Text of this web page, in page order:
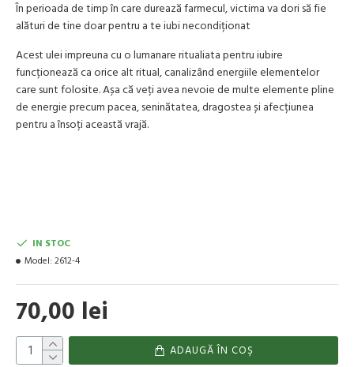
În perioada de timp în care durează farmecul, victima va dori să fie
alături de tine doar pentru a te iubi necondiționat
Acest ulei impreuna cu o lumanare ritualiata pentru iubire
funcționează ca orice alt ritual, canalizând energiile elementelor
care sunt folosite. Așa că veți avea nevoie de multe elemente pline
de energie precum pacea, seninătatea, dragostea și afecțiunea
pentru a însoți această vrajă.
70,00 lei
IN STOC
Model: 2612-4
ADAUGĂ ÎN COŞ